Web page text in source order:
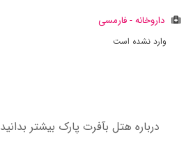
داروخانه - فارمسی
وارد نشده است
درباره هتل بآفرت پارک بیشتر بدانید